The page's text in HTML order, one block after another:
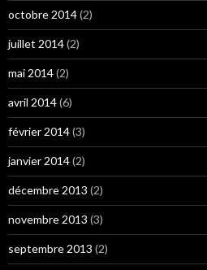
octobre 2014(2)
juillet 2014(2)
mai 2014(2)
avril 2014(6)
février 2014(3)
janvier 2014(2)
décembre 2013 (2)
novembre 2013 (3)
septembre 2013 (2)